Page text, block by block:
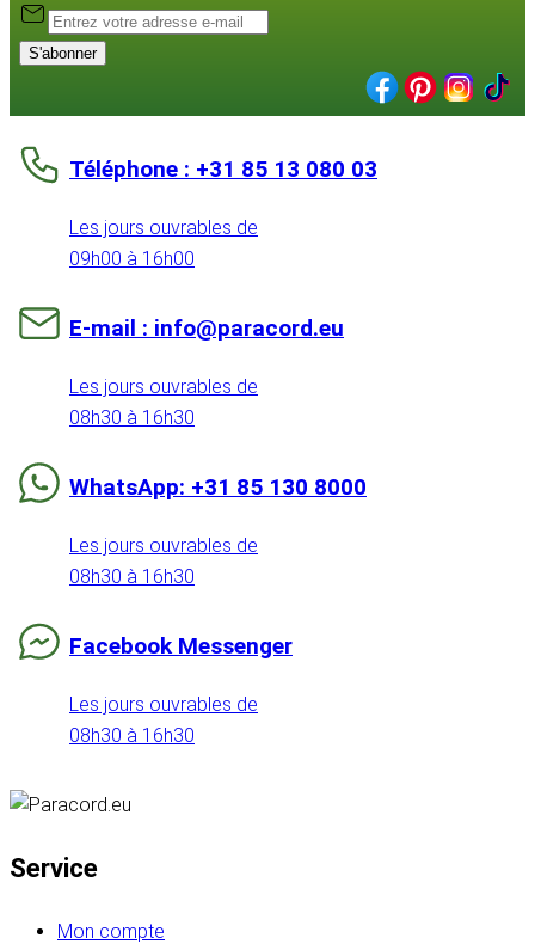
S'abonner
Téléphone : +31 85 13 080 03
Les jours ouvrables de
09h00 à 16h00
E-mail : info@paracord.eu
Les jours ouvrables de
08h30 à 16h30
WhatsApp: +31 85 130 8000
Les jours ouvrables de
08h30 à 16h30
Facebook Messenger
Les jours ouvrables de
08h30 à 16h30
Service
Mon compte